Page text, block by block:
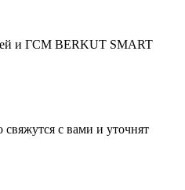
и ГСМ BERKUT SMART
с вами и уточнят